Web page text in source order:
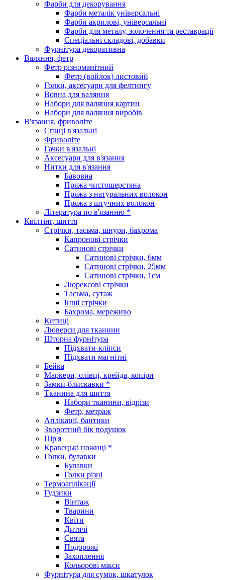
Фарби для декорування
Фарби металік універсальні
Фарби акрилові, універсальні
Фарби для металу, золочення та реставрації
Спеціальні складові, добавки
Фурнітура декоративна
Валяння, фетр
Фетр різноманітний
Фетр (войлок) листовий
Голки, аксесуари для фелтингу
Вовна для валяння
Набори для валяння картин
Набори для валяння виробів
В'язання, фриволіте
Спиці в'язальні
Фриволіте
Гачки в'язальні
Аксесуари для в'язання
Нитки для в'язання
Бавовна
Пряжа чистошерстяна
Пряжа з натуральних волокон
Пряжа з штучних волокон
Література по в'язанню *
Квілтінг, шиття
Стрічки, тасьма, шнури, бахрома
Капронові стрічки
Сатинові стрічки
Сатинові стрічки, 6мм
Сатинові стрічки, 25мм
Сатинові стрічки, 1см
Люрексові стрічки
Тасьма, сутаж
Інші стрічки
Бахрома, мереживо
Китиці
Люверси для тканини
Шторна фурнітура
Підхвати-кліпси
Підхвати магнітні
Бейка
Маркери, олівці, крейда, копіри
Замки-блискавки *
Тканина для шиття
Набори тканини, відрізи
Фетр, метраж
Аплікації, бантики
Зворотний бік подушок
Пір'я
Кравецькі ножиці *
Голки, булавки
Булавки
Голки різні
Термоаплікації
Гудзики
Вінтаж
Тварини
Квіти
Дитячі
Свята
Подорожі
Захоплення
Кольорові мікси
Фурнітура для сумок, шкатулок